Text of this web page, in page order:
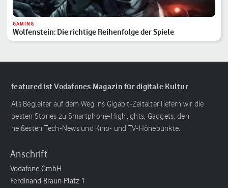
GAMING
Wolfenstein: Die richtige Reihenfolge der Spiele
featured ist Vodafones Magazin für digitale Kultur
Als Begleiter auf dem Weg ins Gigabit-Zeitalter liefern wir die
besten Stories zu Smartphone-Highlights, Gadgets, den
heißesten Tech-News und Kino- und TV-Höhepunkte.
Anschrift
Vodafone GmbH
Ferdinand-Braun-Platz 1